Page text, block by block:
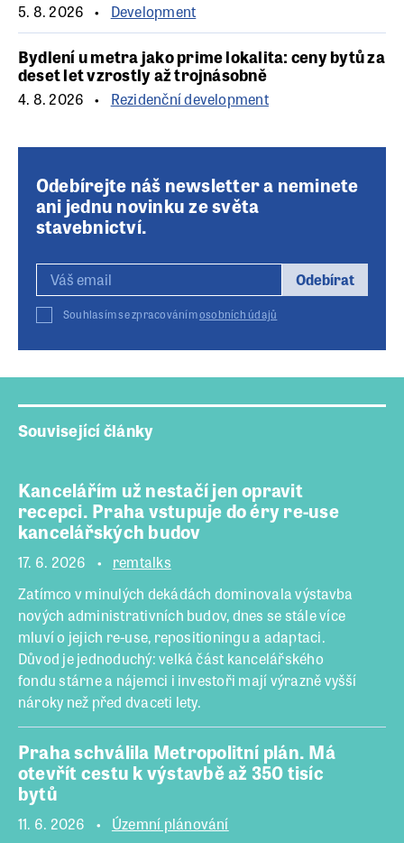
5. 8. 2026 Development
Bydlení u metra jako prime lokalita: ceny bytů za
deset let vzrostly až trojnásobně
4. 8. 2026 Rezidenční development
Odebírejte náš newsletter a neminete
ani jednu novinku ze světa
stavebnictví.
Odebírat
Souhlasím se zpracovánímosobních údajů
Související články
Kancelářím už nestačí jen opravit
recepci. Praha vstupuje do éry re-use
kancelářských budov
17. 6. 2026
remtalks
Zatímco v minulých dekádách dominovala výstavba
nových administrativních budov, dnes se stále více
mluví o jejich re-use, repositioningu a adaptaci.
Důvod je jednoduchý: velká část kancelářského
fondu stárne a nájemci i investoři mají výrazně vyšší
nároky než před dvaceti lety.
Praha schválila Metropolitní plán. Má
otevřít cestu k výstavbě až 350 tisíc
bytů
11. 6. 2026
Územní plánování